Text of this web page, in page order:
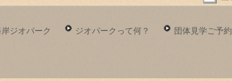
ジオパーク ジオパークって何？
団体見学ご予約